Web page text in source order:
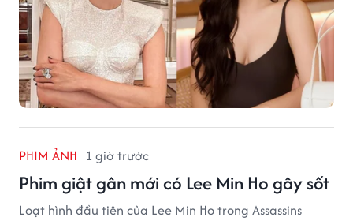
PHIM ẢNH 1 giờ trước
Phim giật gân mới có Lee Min Ho gây sốt
Loạt hình đầu tiên của Lee Min Ho trong Assassins